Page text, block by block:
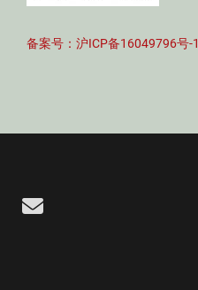
备案号：沪ICP备16049796号-1
Email